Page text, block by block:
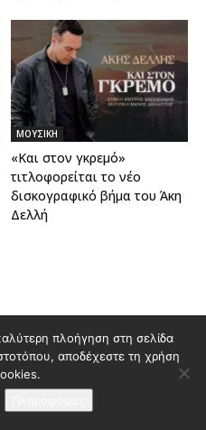
ΜΟΥΣΙΚΗ
«Και στον γκρεμό»
τιτλοφορείται το νέο
δισκογραφικό βήμα του Άκη
Δελλή
Polis Magazino
Προσωπικών Δεδομένων
idees creative marketing
πλοήγηση στη σελίδα
αποδέχεστε τη χρήση